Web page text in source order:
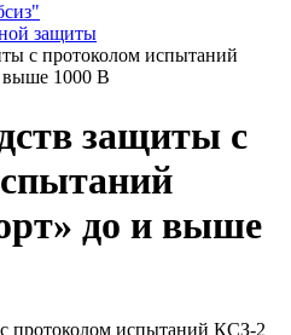
защиты
с протоколом испытаний
1000 В
защиты с
до и выше